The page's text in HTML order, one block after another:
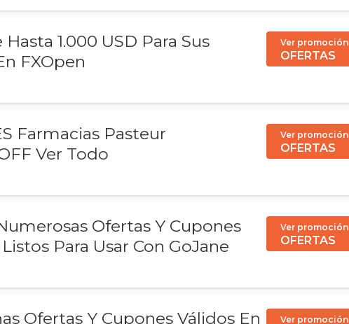
1.000 USD Para Sus
FXOpen
Ver promoción
OFERTAS
Farmacias Pasteur
Ver Todo
Ver promoción
OFERTAS
Ofertas Y Cupones
Para Usar Con GoJane
Ver promoción
OFERTAS
Ofertas Y Cupones Válidos En Ver promoción